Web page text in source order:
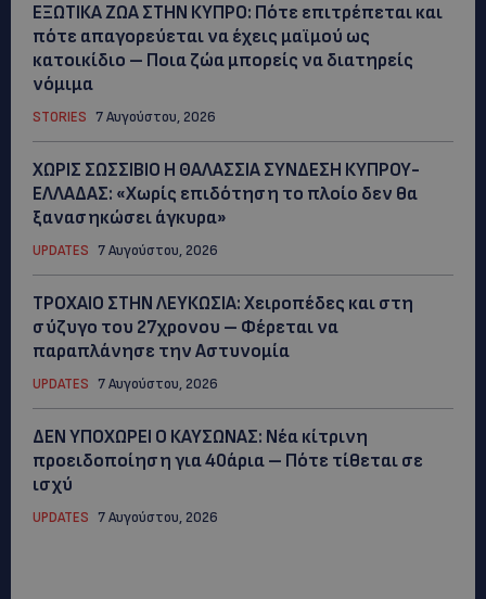
ΕΞΩΤΙΚΑ ΖΩΑ ΣΤΗΝ ΚΥΠΡΟ: Πότε επιτρέπεται και
πότε απαγορεύεται να έχεις μαϊμού ως
κατοικίδιο – Ποια ζώα μπορείς να διατηρείς
νόμιμα
STORIES 7 Αυγούστου, 2026
ΧΩΡΙΣ ΣΩΣΣΙΒΙΟ Η ΘΑΛΑΣΣΙΑ ΣΥΝΔΕΣΗ ΚΥΠΡΟΥ-
ΕΛΛΑΔΑΣ: «Χωρίς επιδότηση το πλοίο δεν θα
ξανασηκώσει άγκυρα»
UPDATES 7 Αυγούστου, 2026
ΤΡΟΧΑΙΟ ΣΤΗΝ ΛΕΥΚΩΣΙΑ: Χειροπέδες και στη
σύζυγο του 27χρονου – Φέρεται να
παραπλάνησε την Αστυνομία
UPDATES 7 Αυγούστου, 2026
ΔΕΝ ΥΠΟΧΩΡΕΙ Ο ΚΑΥΣΩΝΑΣ: Νέα κίτρινη
προειδοποίηση για 40άρια – Πότε τίθεται σε
ισχύ
UPDATES 7 Αυγούστου, 2026